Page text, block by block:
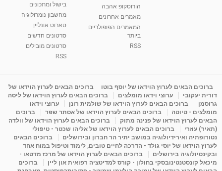
05:37
סודות בתאריך הלידה, משמעות חודש הלידה -
ינואר זינה ליבשיץ נומרולוגית
ליסה גרוסמן - המרכז לאימון התנהגותי - קשב
09:12
מדיטציה בדמיון מודרך - היכרות עם האני הפנימי
מאת admin 11 שנים 3,644 צפיות
פנינה מתוק - מרכז "נתיב הלב" בהרצליה-
מדיטציה-התחדשות
Shahar-vod
הורוסקופ אהבה
מאמרים אחרונים
המאמרים הפופולריים
ביותר
RSS
בישול ומתכונים
מחשבון נומרולוגיה
טארוט אונליין
סרטונים חדשים
סרטונים מובילים
RSS
ברוכים הבאים לערוץ הוידאו של יוסף בוטו
ברוכים הבאים לערוץ הוידאו של
דורית יעקובי
ערוצי וידאו מומלצים
ברוכים הבאים לערוץ הוידאו של ליסה
גרוסמן
ברוכים הבאים לערוץ הוידאו של שולמית רונן
ערוצי וידאו
מומלצים - טיוטה
ברוכים הבאים לערוץ הוידאו של אסתר שפר
ברוכים
הבאים לערוץ הוידאו של פנינה מתוק
ברוכים הבאים לערוץ הוידאו של וולדה
(תאיר) עוזרי
ברוכים הבאים לערוץ הוידאו של אליהו שכטר - טיפולי
נטורופתיה ואירידיולוגיה במושב יתיר הר חברון ובירושלים
ברוכים הבאים
לערוץ הוידאו של יוסי גולד - הדרכה לחיים טובים, לימוד וטיפול במוח אחד
ובקינסיולוגיה בירושלים
ברוכים הבאים לערוץ הוידאו של מרכז מדטאו -
מיכאל קונסטנטינובסקי בחולון - קורס למדיטציה רפואית און ליין
ברוכים